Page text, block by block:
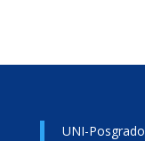
UNI-Posgrado